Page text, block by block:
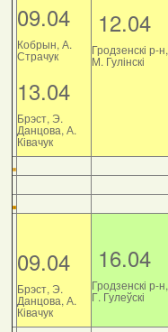
09.04
Кобрын, А.
Страчук
13.04
Брэст, Э.
Данцова, А.
Ківачук
12.04
Гродзенскі р-н,
М. Гулінскі
09.04
Брэст, Э.
Данцова, А.
Ківачук
16.04
Гродзенскі р-н,
Г. Гулеўскі